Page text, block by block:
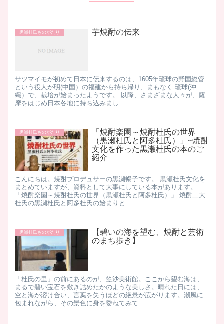
黒瀬杜氏ものがたり 芋焼酎の伝来
サツマイモが初めて日本に伝来するのは、1605年琉球の野国総管
という役人が明(中国）の福建から持ち帰り、まもなく 琉球(沖
縄）で、栽培が始まったようです。 以降、さまざまな人々が、薩
摩をはじめ日本各地に持ち込みまし ...
黒瀬杜氏ものがたり
「焼酎楽園～焼酎杜氏の世界
（黒瀬杜氏と阿多杜氏）」~焼酎
文化を作った黒瀬杜氏の本のご
紹介
こんにちは。焼酎プロデュサーの黒瀬暢子です。 黒瀬杜氏文化を
まとめていますが、資料として大事にしている本があります。
「焼酎楽園～焼酎杜氏の世界（黒瀬杜氏と阿多杜氏）」 焼酎二大
杜氏の黒瀬杜氏と阿多杜氏の始まりと...
黒瀬杜氏ものがたり
【碧いの海を望む、焼酎と芸術
のまち歩き】
「杜氏の里」の前にあるのが、笠沙美術館。 ​ここから望む海は、
まるで碧い宝石を敷き詰めたかのような美しさ。晴れた日には、
空と海が溶け合い、言葉を失うほどの絶景が広がります。潮風に
包まれながら、その景色に身を委ねてみて...